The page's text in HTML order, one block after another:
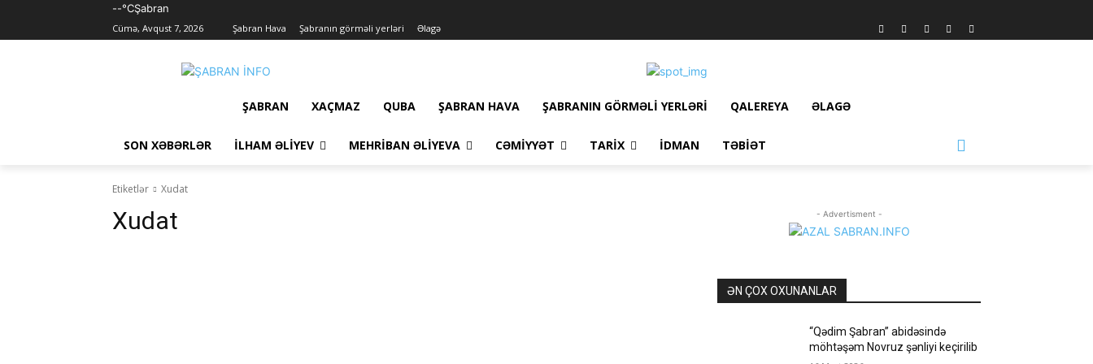
--°CŞabran
Cümə, Avqust 7, 2026 Şabran Hava Şabranın görməli yerləri Əlagə
ŞABRAN XAÇMAZ QUBA ŞABRAN HAVA ŞABRANIN GÖRMƏLI YERLƏRI QALEREYA ƏLAGƏ
SON XƏBƏRLƏR İLHAM ƏLIYEV MEHRIBAN ƏLIYEVA CƏMIYYƏT TARIX İDMAN TƏBIƏT
Etiketlər Xudat
Xudat - Advertisment -
ƏN ÇOX OXUNANLAR
“Qədim Şabran” abidəsində
möhtəşəm Novruz şənliyi keçirilib